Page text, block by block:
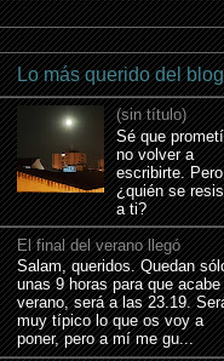
Lo más querido del blog
(sin título)
Sé que prometí
no volver a
escribirte.
¿quién se
a ti?
El final del verano llegó
Salam, queridos. Quedan
unas 9 horas para que acabe
verano, será a las 23.19.
muy típico lo que os voy a
poner, pero a mí me gu...